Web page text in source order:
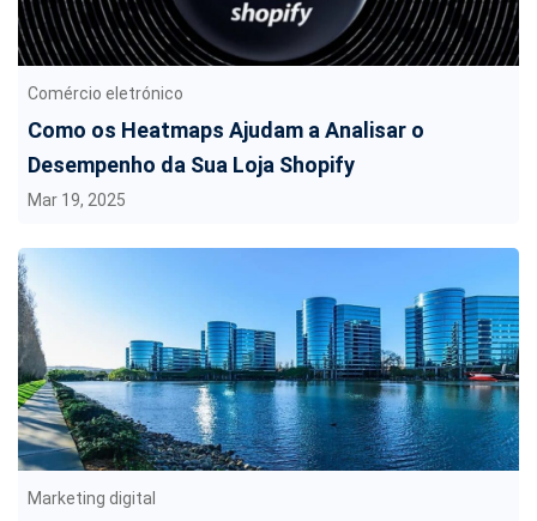
Comércio eletrónico
Como os Heatmaps Ajudam a Analisar o
Desempenho da Sua Loja Shopify
Mar 19, 2025
Marketing digital